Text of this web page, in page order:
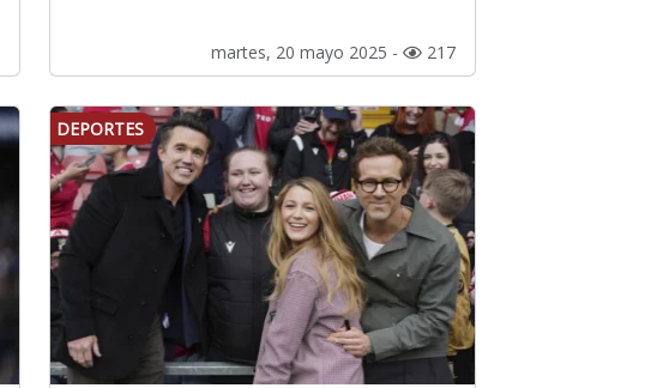
martes, 20 mayo 2025 - 217
DEPORTES